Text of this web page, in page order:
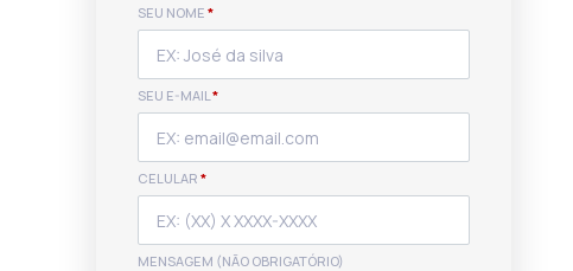
SEU NOME *
SEU E-MAIL*
CELULAR *
MENSAGEM (NÃO OBRIGATÓRIO)